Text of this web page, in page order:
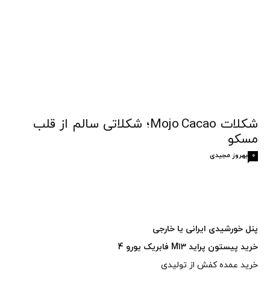
شکلات Mojo Cacao؛ شکلاتی سالم از قلب
مسکو
بهروز مجیدی 0
پنل خورشیدی ایرانی یا خارجی
خرید پیستون پراید M13 فابریک یورو 4
خرید عمده کفش از تولیدی